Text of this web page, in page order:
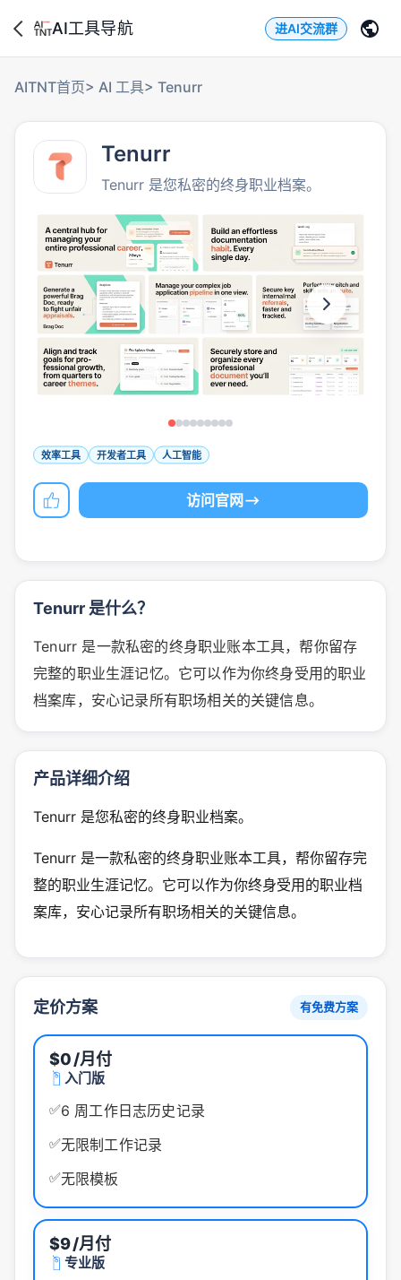
AI工具导航 进AI交流群
AITNT首页> AI 工具> Tenurr
Tenurr
Tenurr 是您私密的终身职业档案。
效率工具 开发者工具 人工智能
访问官网
Tenurr 是什么？
Tenurr 是一款私密的终身职业账本工具，帮你留存
完整的职业生涯记忆。它可以作为你终身受用的职业
档案库，安心记录所有职场相关的关键信息。
产品详细介绍
Tenurr 是您私密的终身职业档案。
Tenurr 是一款私密的终身职业账本工具，帮你留存完
整的职业生涯记忆。它可以作为你终身受用的职业档
案库，安心记录所有职场相关的关键信息。
定价方案 有免费方案
$0/月付
入门版
✅6 周工作日志历史记录
✅无限制工作记录
✅无限模板
$9/月付
专业版